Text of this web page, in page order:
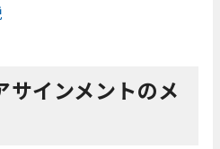
インメントのメ